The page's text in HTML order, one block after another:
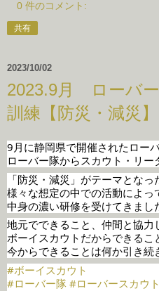
0 件のコメント:
共有
2023/10/02
2023.9月 ローバ
訓練【防災・減災】
9月に静岡県で開催されたロー
ローバー隊からスカウト・リー
「防災・減災」がテーマとな
様々な想定の中での活動によっ
中身の濃い研修を受けてきまし
地元でできること、仲間と協力
ボーイスカウトだからできるこ
今からできることは何か引き続
#ボーイスカウト
#ローバー隊 #ローバースカウト